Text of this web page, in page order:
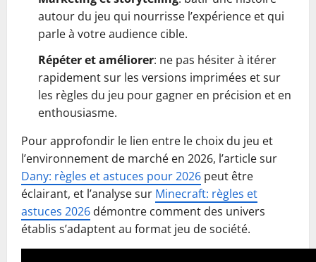
autour du jeu qui nourrisse l’expérience et qui
parle à votre audience cible.
Répéter et améliorer: ne pas hésiter à itérer
rapidement sur les versions imprimées et sur
les règles du jeu pour gagner en précision et en
enthousiasme.
Pour approfondir le lien entre le choix du jeu et
l’environnement de marché en 2026, l’article sur
Dany: règles et astuces pour 2026 peut être
éclairant, et l’analyse sur Minecraft: règles et
astuces 2026 démontre comment des univers
établis s’adaptent au format jeu de société.